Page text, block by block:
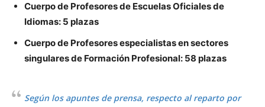
Cuerpo de Profesores de Escuelas Oficiales de
Idiomas: 5 plazas
Cuerpo de Profesores especialistas en sectores
singulares de Formación Profesional: 58 plazas
Según los apuntes de prensa, respecto al reparto por